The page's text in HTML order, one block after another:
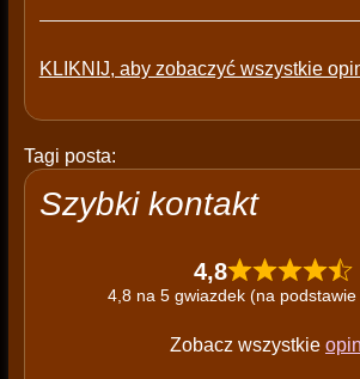
KLIKNIJ, aby zobaczyć wszystkie
Tagi posta:
Szybki kontakt
4,8
4,8 na 5 gwiazdek (na
Zobacz wszystkie